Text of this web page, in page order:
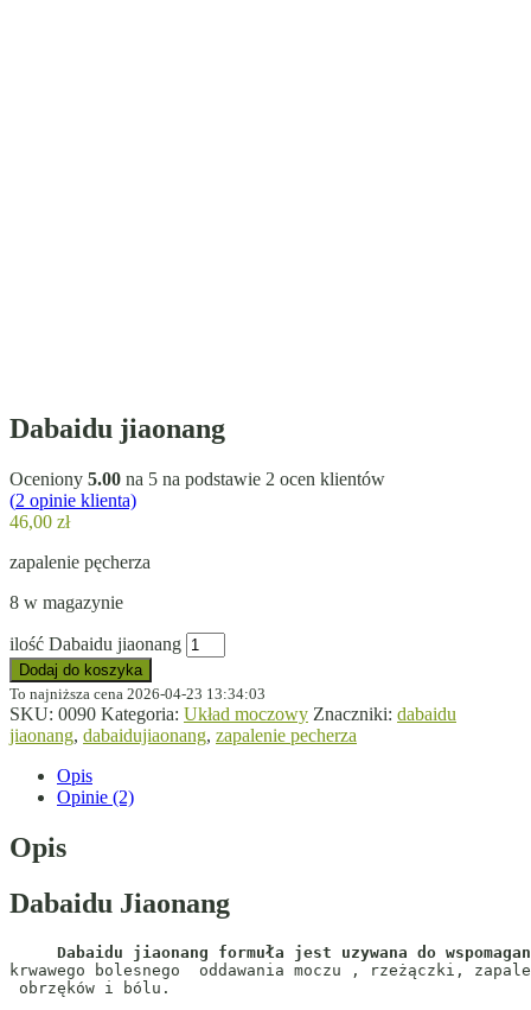
Dabaidu jiaonang
Oceniony 5.00 na 5 na podstawie 2 ocen klientów
(2 opinie klienta)
46,00 zł
zapalenie pęcherza
8 w magazynie
ilość Dabaidu jiaonang
Dodaj do koszyka
To najniższa cena 2026-04-23 13:34:03
SKU: 0090 Kategoria: Układ moczowy Znaczniki: dabaidu
jiaonang, dabaidujiaonang, zapalenie pecherza
Opis
Opinie (2)
Opis
Dabaidu Jiaonang
Dabaidu jiaonang formuła jest uzywana do
krwawego bolesnego  oddawania moczu , rzeżączki,
obrzęków i bólu.